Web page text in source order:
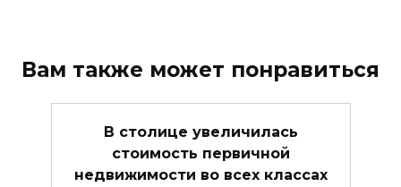
Вам также может понравиться
В столице увеличилась
стоимость первичной
недвижимости во всех классах